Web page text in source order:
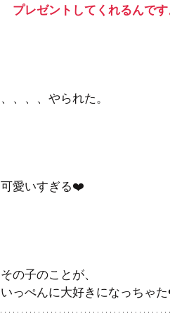
プレゼントしてくれるんです
、、、、やられた。
可愛いすぎる❤️
その子のことが、
いっぺんに大好きになっちゃ